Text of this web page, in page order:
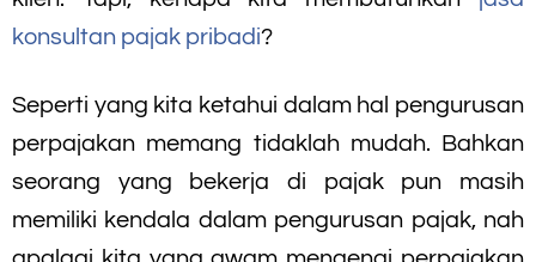
konsultan pajak pribadi?
Seperti yang kita ketahui dalam hal pengurusan
perpajakan memang tidaklah mudah. Bahkan
seorang yang bekerja di pajak pun masih
memiliki kendala dalam pengurusan pajak, nah